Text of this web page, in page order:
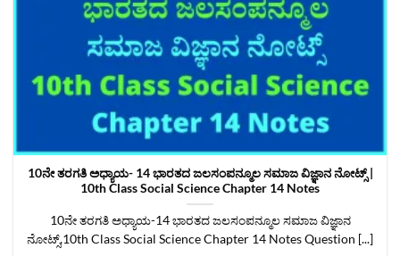
10ನೇ ತರಗತಿ ಅಧ್ಯಾಯ- 14 ಭಾರತದ ಜಲಸಂಪನ್ಮೂಲ ಸಮಾಜ ವಿಜ್ಞಾನ ನೋಟ್ಸ್‌ |
10th Class Social Science Chapter 14 Notes
10ನೇ ತರಗತಿ ಅಧ್ಯಾಯ-14 ಭಾರತದ ಜಲಸಂಪನ್ಮೂಲ ಸಮಾಜ ವಿಜ್ಞಾನ
ನೋಟ್ಸ್‌,10th Class Social Science Chapter 14 Notes Question [...]